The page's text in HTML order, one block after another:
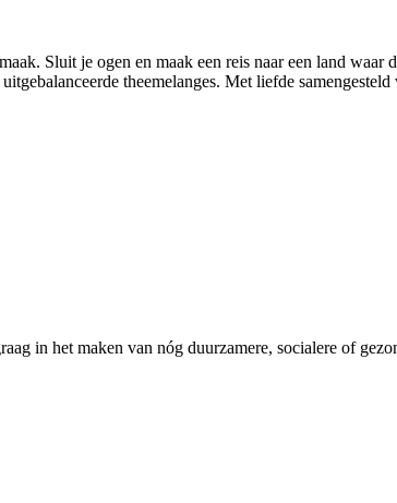
Sluit je ogen en maak een reis naar een land
theemelanges. Met liefde
in het maken van nóg duurzamere, socialere of